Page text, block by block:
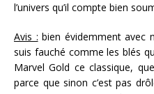
l’univers qu’il compte bien
Avis : bien évidemment avec
suis fauché comme les blés
Marvel Gold ce classique,
parce que sinon c’est pas